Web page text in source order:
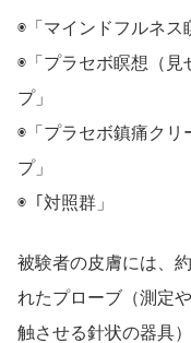
◉「マインドフルネス
◉「プラセボ瞑想（見
プ」
◉「プラセボ鎮痛クリ
プ」
◉「対照群」
被験者の皮膚には、
れたプローブ（測定
触させる針状の器具